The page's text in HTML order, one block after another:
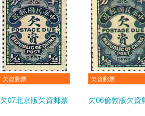
欠資郵票
欠07北京版欠資郵票
欠資郵票
欠06倫敦版欠資